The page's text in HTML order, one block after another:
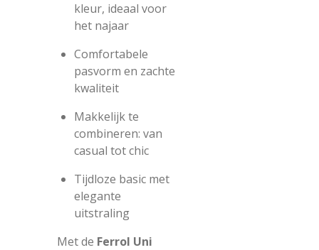
kleur, ideaal voor
het najaar
Comfortabele
pasvorm en zachte
kwaliteit
Makkelijk te
combineren: van
casual tot chic
Tijdloze basic met
elegante
uitstraling
Met de Ferrol Uni